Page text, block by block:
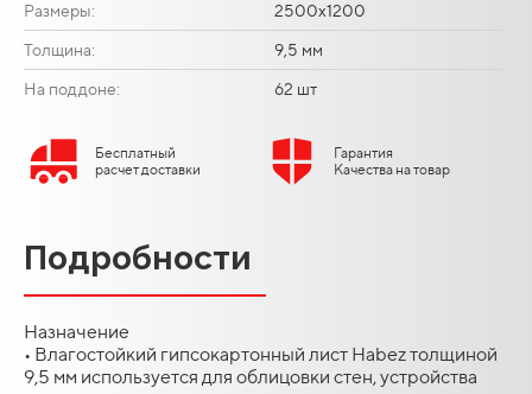
Размеры: 2500х1200
Толщина: 9,5 мм
На поддоне: 62 шт
Бесплатный
расчет доставки
Гарантия
Качества на товар
Подробности
Назначение
• Влагостойкий гипсокартонный лист Habez толщиной
9,5 мм используется для облицовки стен, устройства